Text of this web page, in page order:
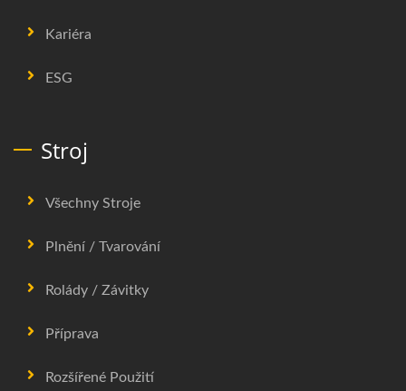
Kariéra
ESG
Stroj
Všechny Stroje
Plnění / Tvarování
Rolády / Závitky
Příprava
Rozšířené Použití